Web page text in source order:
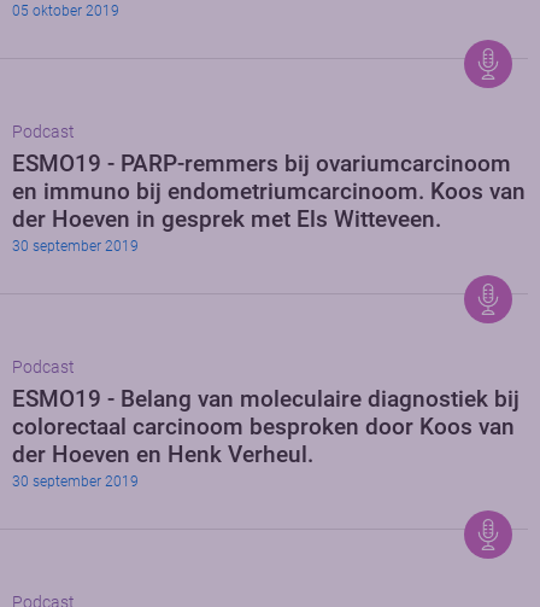
05 oktober 2019
Podcast
ESMO19 - PARP-remmers bij ovariumcarcinoom
en immuno bij endometriumcarcinoom. Koos van
der Hoeven in gesprek met Els Witteveen.
30 september 2019
Podcast
ESMO19 - Belang van moleculaire diagnostiek bij
colorectaal carcinoom besproken door Koos van
der Hoeven en Henk Verheul.
30 september 2019
Podcast